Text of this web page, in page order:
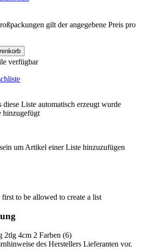
gilt der angegebene Preis pro
verfügbar
diese Liste automatisch erzeugt wurde
hinzugefügt
um Artikel einer Liste hinzuzufügen
first to be allowed to create a list
2tlg 4cm 2 Farben (6)
des Herstellers Lieferanten vor.